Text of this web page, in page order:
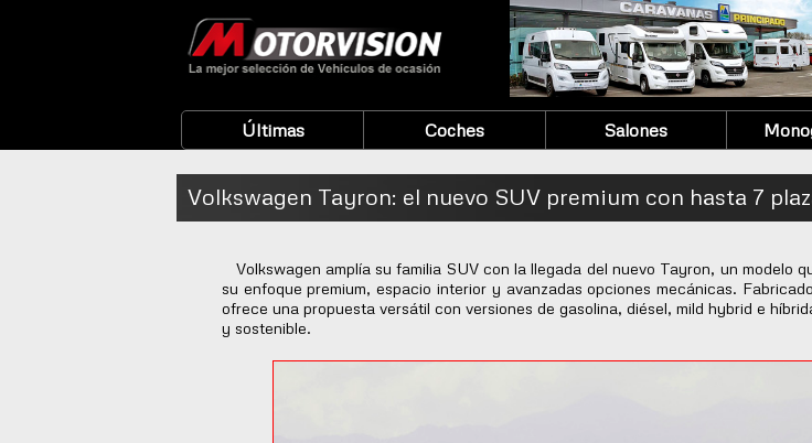
Últimas Coches Salones
Volkswagen Tayron: el nuevo SUV premium con hasta 7
Volkswagen amplía su familia SUV con la llegada del nuevo Tayron, un modelo
su enfoque premium, espacio interior y avanzadas opciones mecánicas.
ofrece una propuesta versátil con versiones de gasolina, diésel, mild hybrid e
y sostenible.